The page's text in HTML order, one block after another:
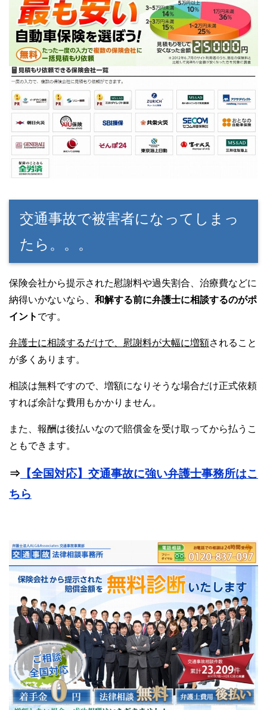
交通事故で被害者になってしまっ
たら。。。
保険会社から提示された慰謝料や過失割合、治療費などに
納得いかないなら、 和解する前に弁護士に相談するのがポ
イント です。
弁護士に相談するだけで、慰謝料が大幅に増額されること
が多くあります。
相談は無料ですので、増額になりそうな場合だけ正式依頼
すれば余計な費用もかかりません。
また、報酬は後払いなので賠償金を受け取ってから払うこ
ともできます。
⇒ 【全国対応】交通事故に強い弁護士事務所はこ
ちら